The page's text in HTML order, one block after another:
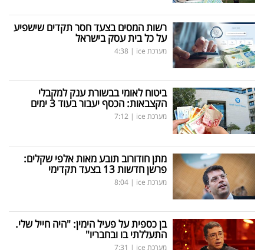
רשות המסים בצעד חסר תקדים שישפיע
על כל בית עסק בישראל
מערכת ice |
4:38
ביטוח לאומי בבשורת ענק למקבלי
הקצבאות: הכסף יעבור בעוד 3 ימים
מערכת ice |
7:12
מתן חודורוב תובע מאות אלפי שקלים:
פרשן חדשות 13 בצעד תקדימי
מערכת ice |
8:04
בן כספית על פעיל הימין: "היה חייל שלי.
התעללתי בו ובחבריו"
מערכת ice |
7:31